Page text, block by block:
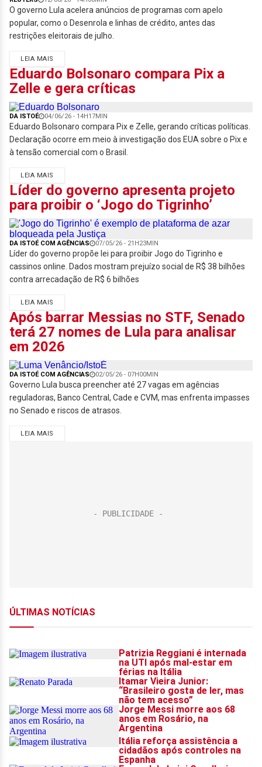
O governo Lula acelera anúncios de programas com apelo
popular, como o Desenrola e linhas de crédito, antes das
restrições eleitorais de julho.
LEIA MAIS
Eduardo Bolsonaro compara Pix a
Zelle e gera críticas
DA ISTOÉ 04/06/26 - 14H17MIN
Eduardo Bolsonaro compara Pix e Zelle, gerando críticas políticas.
Declaração ocorre em meio à investigação dos EUA sobre o Pix e
à tensão comercial com o Brasil.
LEIA MAIS
Líder do governo apresenta projeto
para proibir o ‘Jogo do Tigrinho’
DA ISTOÉ COM AGÊNCIAS 07/05/26 - 21H23MIN
Líder do governo propõe lei para proibir Jogo do Tigrinho e
cassinos online. Dados mostram prejuízo social de R$ 38 bilhões
contra arrecadação de R$ 6 bilhões
LEIA MAIS
Após barrar Messias no STF, Senado
terá 27 nomes de Lula para analisar
em 2026
DA ISTOÉ COM AGÊNCIAS 02/05/26 - 07H00MIN
Governo Lula busca preencher até 27 vagas em agências
reguladoras, Banco Central, Cade e CVM, mas enfrenta impasses
no Senado e riscos de atrasos.
LEIA MAIS